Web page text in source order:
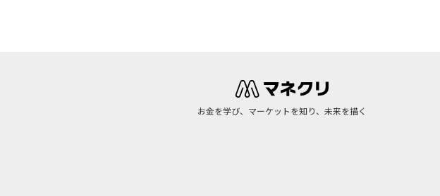
お金を学び、マーケットを知り、未来を描く